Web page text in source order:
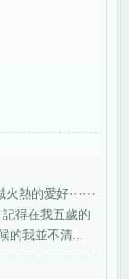
熱的愛好······
記得在我五歲的
的我並不清...